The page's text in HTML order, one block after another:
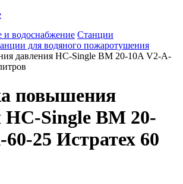
и водоснабжение Станции
для водяного пожаротушения
давления HC-Single BM 20-10A V2-A-
повышения
HC-Single BM 20-
25 Истратех 60